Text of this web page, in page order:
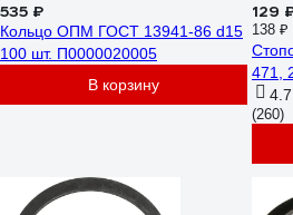
535 ₽
Кольцо ОПМ ГОСТ 13941-86 d15
100 шт. П0000020005
В корзину
129
138 ₽
471,
4.7
(260)